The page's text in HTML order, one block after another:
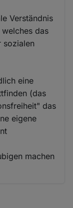
Verständnis
das
sozialen
eine
(das
das
eigene
machen